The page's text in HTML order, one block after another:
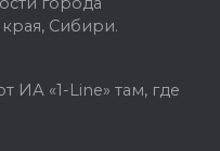
Сибири.
ИА «1-Line» там, где